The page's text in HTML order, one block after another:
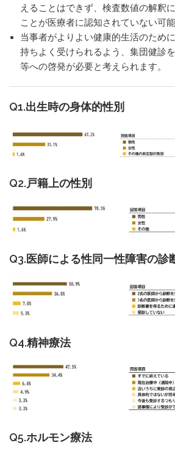
えることはできず、検査数値の解釈
ことが医療者に認知されていない可
当事者がよりよい健康的生活のため
持ちよく受けられるよう、集団健診
等への啓発が必要と考えられます。
Q1.出生時の身体的性別
Q2.戸籍上の性別
Q3.医師による性同一性障害の診
Q4.精神療法
Q5.ホルモン療法